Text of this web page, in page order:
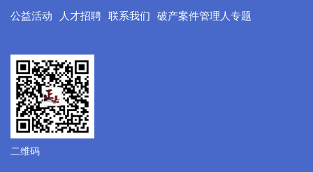
公益活动 人才招聘 联系我们 破产案件管理人专题
二维码